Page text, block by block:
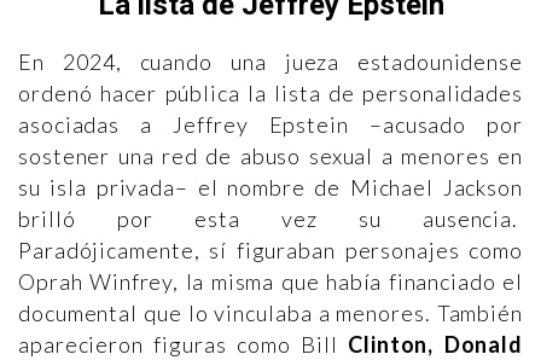
En 2024, cuando una jueza estadounidense
ordenó hacer pública la lista de personalidades
asociadas a Jeffrey Epstein –acusado por
sostener una red de abuso sexual a menores en
su isla privada– el nombre de Michael Jackson
brilló por esta vez su ausencia.
Paradójicamente, sí figuraban personajes como
Oprah Winfrey, la misma que había financiado el
documental que lo vinculaba a menores. También
aparecieron figuras como Bill Clinton, Donald